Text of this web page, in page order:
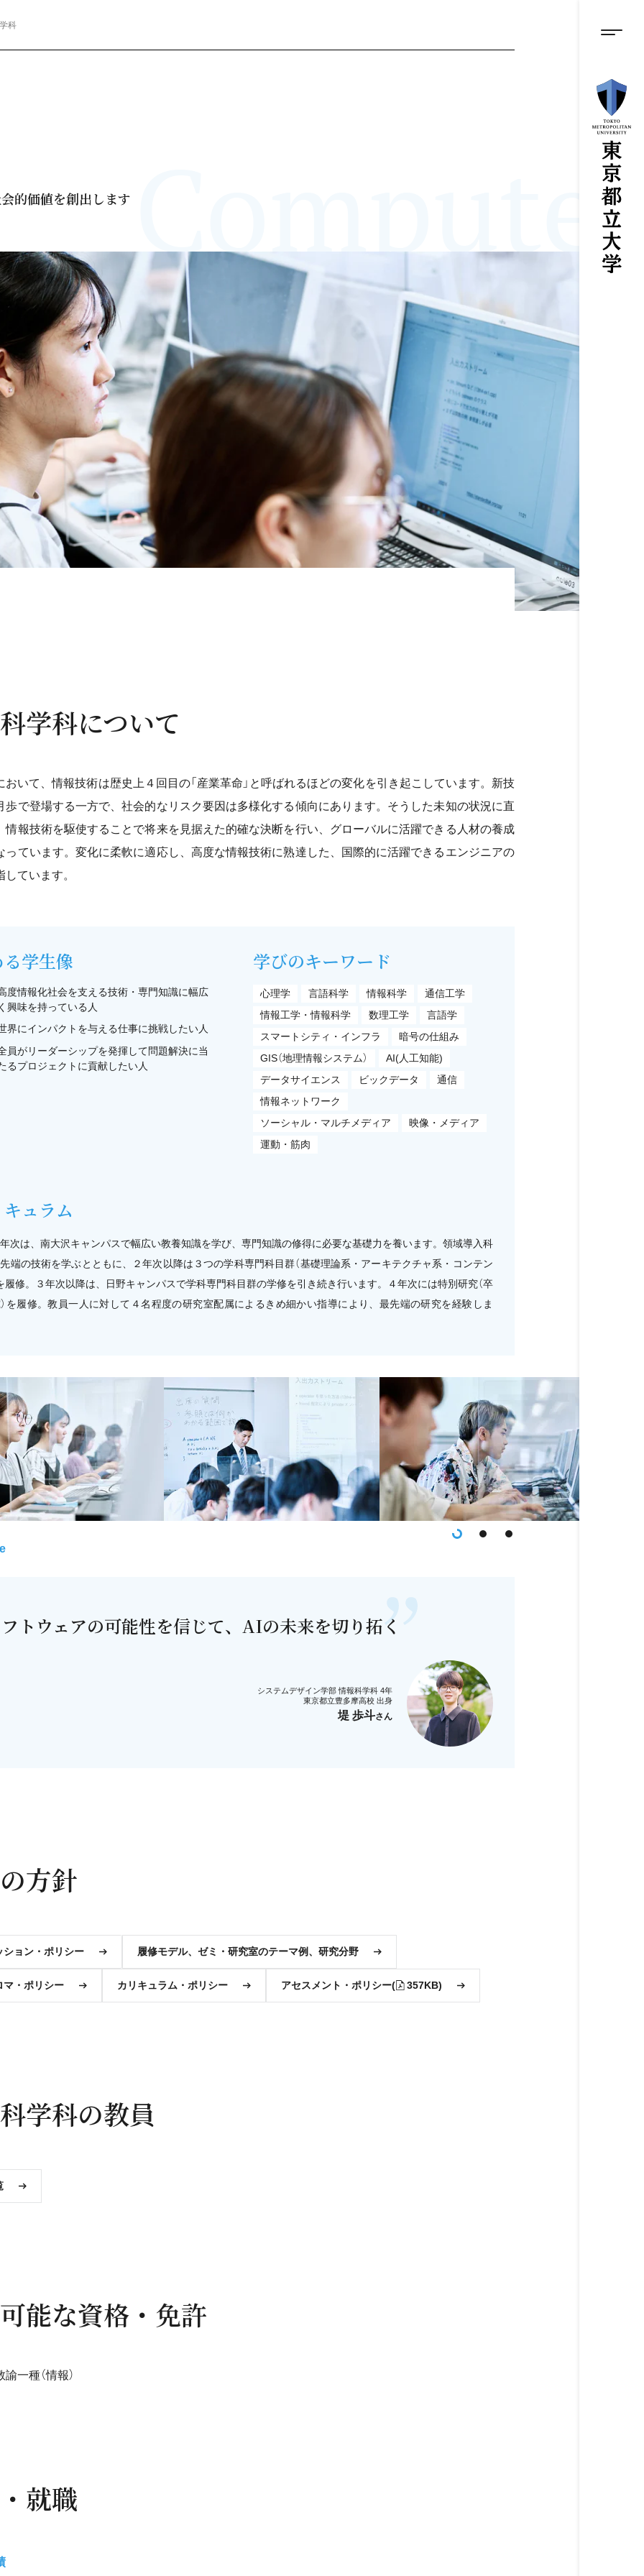
ン
ン
ツ
に
ス
キ
ッ
プ
メニ
科
的価値を創出します
学科について
おいて、情報技術は歴史上４回目の「産業革命」と呼ばれるほどの変化を引き起こしています。新技
歩で登場する一方で、社会的なリスク要因は多様化する傾向にあります。そうした未知の状況に直
情報技術を駆使することで将来を見据えた的確な決断を行い、グローバルに活躍できる人材の養成
っています。変化に柔軟に適応し、高度な情報技術に熟達した、国際的に活躍できるエンジニアの
ています。
学生像
度情報化社会を支える技術・専門知識に幅広
興味を持っている人
界にインパクトを与える仕事に挑戦したい人
員がリーダーシップを発揮して問題解決に当
るプロジェクトに貢献したい人
学びのキーワード
心理学 言語科学 情報科学
通信工学
情報工学・情報科学
数理工学
言語学
スマートシティ・インフラ
暗号の仕組み
GIS（地理情報システム）
AI(人工知能)
データサイエンス
ビックデータ
通信
情報ネットワーク
ソーシャル・マルチメディア
映像・メディア
運動・筋肉
ュラム
次は、南大沢キャンパスで幅広い教養知識を学び、専門知識の修得に必要な基礎力を養います。領域導入科
端の技術を学ぶとともに、２年次以降は３つの学科専門科目群（基礎理論系・アーキテクチャ系・コンテン
履修。３年次以降は、日野キャンパスで学科専門科目群の学修を引き続き行います。４年次には特別研究（卒
を履修。教員一人に対して４名程度の研究室配属によるきめ細かい指導により、最先端の研究を経験しま
トウェアの可能性を信じて、AIの未来を切り拓く
システムデザイン学部 情報科学科 4年
東京都立豊多摩高校 出身
堤 歩斗さん
方針
ション・ポリシー 履修モデル、ゼミ・研究室のテーマ例、研究分野
マ・ポリシー カリキュラム・ポリシー アセスメント・ポリシー( 357KB)
学科の教員
能な資格・免許
一種（情報）
就職